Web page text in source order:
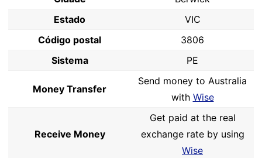
Estado
VIC
Código postal
3806
Sistema
PE
Money Transfer
Send money to Australia
with Wise
Receive Money
Get paid at the real
exchange rate by using
Wise